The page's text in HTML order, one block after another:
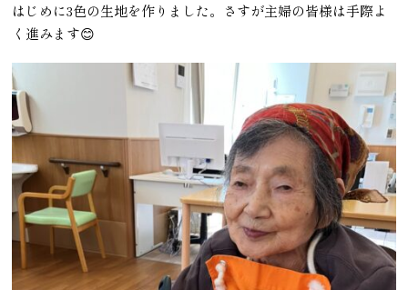
はじめに3色の生地を作りました。さすが主婦の皆様は手際よ
く進みます😊